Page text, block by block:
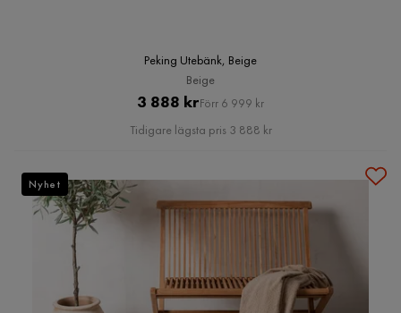
Peking Utebänk, Beige
Beige
Pris
3 888 krOriginal
Pris
Förr 6 999 kr
Tidigare lägsta pris 3 888 kr
Nyhet